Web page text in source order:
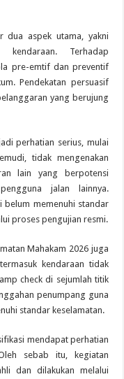
dua aspek utama, yakni
Terhadap
pre-emtif dan preventif
Pendekatan persuasif
yang berujung
perhatian serius, mulai
tidak mengenakan
lain yang berpotensi
jalan lainnya.
belum memenuhi standar
proses pengujian resmi.
Mahakam 2026 juga
kendaraan tidak
check di sejumlah titik
penumpang guna
standar keselamatan.
mendapat perhatian
sebab itu, kegiatan
dan dilakukan melalui